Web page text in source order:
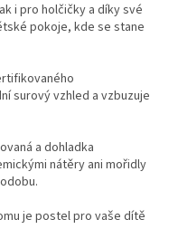
i pro holčičky a díky své
pokoje, kde se stane
surový vzhled a vzbuzuje
a dohladka
nátěry ani mořidly
je postel pro vaše dítě